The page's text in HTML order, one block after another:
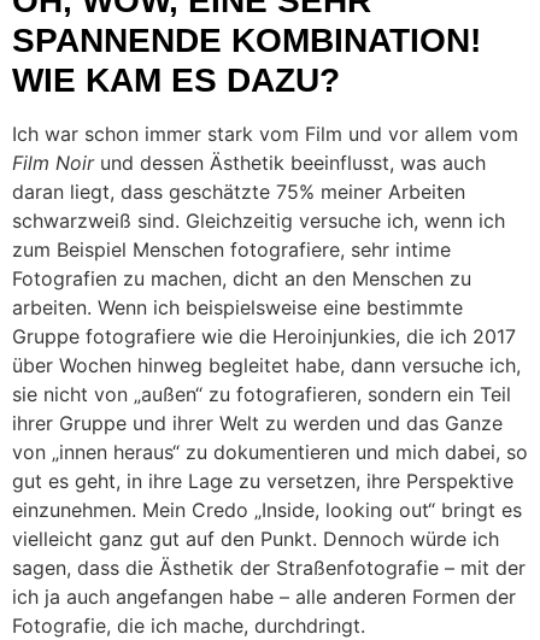
SPANNENDE KOMBINATION!
WIE KAM ES DAZU?
Ich war schon immer stark vom Film und vor allem vom
Film Noirund dessen Ästhetik beeinflusst, was auch
daran liegt, dass geschätzte 75% meiner Arbeiten
schwarzweiß sind. Gleichzeitig versuche ich, wenn ich
zum Beispiel Menschen fotografiere, sehr intime
Fotografien zu machen, dicht an den Menschen zu
arbeiten. Wenn ich beispielsweise eine bestimmte
Gruppe fotografiere wie die Heroinjunkies, die ich 2017
über Wochen hinweg begleitet habe, dann versuche ich,
sie nicht von „außen“ zu fotografieren, sondern ein Teil
ihrer Gruppe und ihrer Welt zu werden und das Ganze
von „innen heraus“ zu dokumentieren und mich dabei, so
gut es geht, in ihre Lage zu versetzen, ihre Perspektive
einzunehmen. Mein Credo „Inside, looking out“ bringt es
vielleicht ganz gut auf den Punkt. Dennoch würde ich
sagen, dass die Ästhetik der Straßenfotografie – mit der
ich ja auch angefangen habe – alle anderen Formen der
Fotografie, die ich mache, durchdringt.